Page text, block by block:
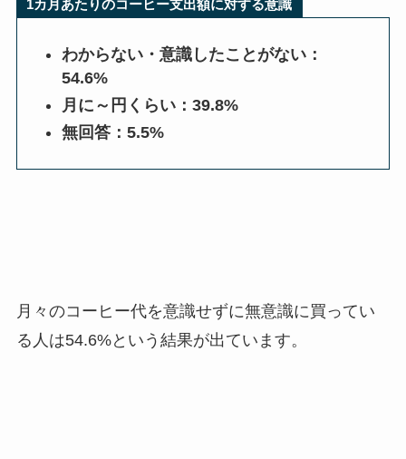
1カ月あたりのコーヒー支出額に対する意識
わからない・意識したことがない：
54.6%
月に～円くらい：39.8%
無回答：5.5%
月々のコーヒー代を意識せずに無意識に買ってい
る人は54.6%という結果が出ています。